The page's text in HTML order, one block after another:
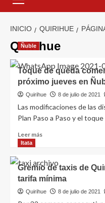
INICIO QUIRIHUE
Quirihue
Ñuble
Toque de queda
próximo jueves en
Quirihue 8 de julio de 2021
Las modificaciones de las
Plan Paso a Paso y el
Leer más
Itata
Gremio de taxis de
tarifa mínima
Quirihue 8 de julio de 2021